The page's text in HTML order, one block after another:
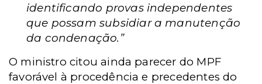
identificando provas independentes
que possam subsidiar a manutenção
da condenação. ”
O ministro citou ainda parecer do MPF
favorável à procedência e precedentes do